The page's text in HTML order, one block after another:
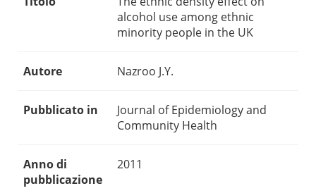
alcohol use among ethnic
minority people in the UK
Autore Nazroo J.Y.
Pubblicato in
Journal of Epidemiology and
Community Health
Anno di
pubblicazione
2011